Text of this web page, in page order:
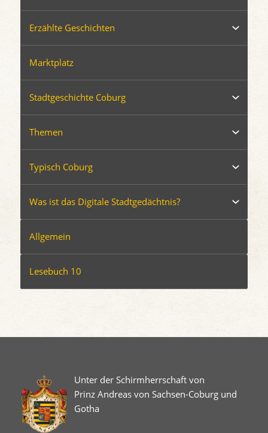
Erzählte Geschichten
Marktplatz
Stadtgeschichte Coburg
Themen
Typisch Coburg
Was ist das Digitale Stadtgedächtnis?
Allgemein
Lesebuch 10
Unter der Schirmherrschaft von
Prinz Andreas von Sachsen-Coburg und
Gotha